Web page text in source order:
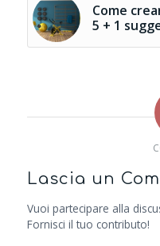
Come
5 + 1
Lascia un
Vuoi partecipare alla
Fornisci il tuo contributo!